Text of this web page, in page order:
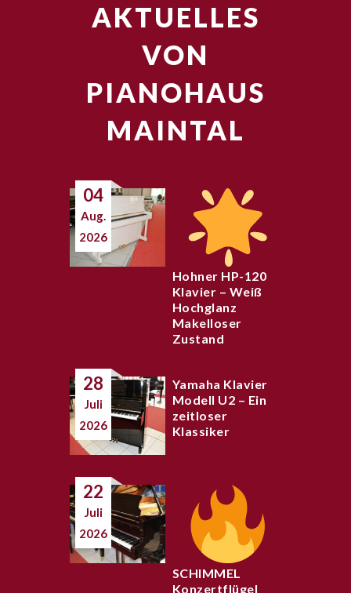
AKTUELLES
VON
PIANOHAUS
MAINTAL
04
Aug.
2026
Hohner HP-120
Klavier – Weiß
Hochglanz
Makelloser
Zustand
28
Juli
2026
Yamaha Klavier
Modell U2 – Ein
zeitloser
Klassiker
22
Juli
2026
SCHIMMEL
Konzertflügel